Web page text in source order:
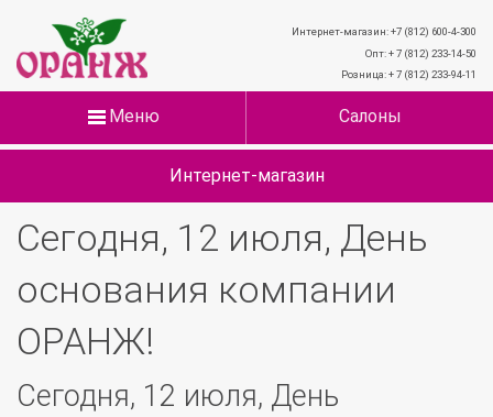
Интернет-магазин: +7 (812) 600-4-300
Опт: + 7 (812) 233-14-50
Розница: + 7 (812) 233-94-11
Меню Салоны
Интернет-магазин
Сегодня, 12 июля, День
основания компании
ОРАНЖ!
Сегодня, 12 июля, День